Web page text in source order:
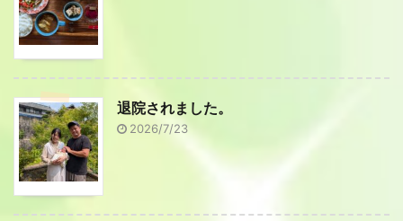
退院されました。
2026/7/23